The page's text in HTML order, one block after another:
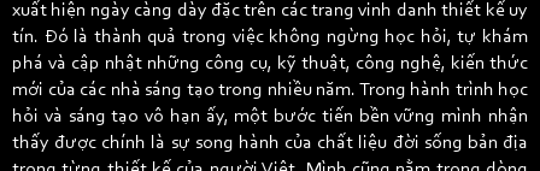
xuất hiện ngày càng dày đặc trên các trang vinh danh thiết kế uy
tín. Đó là thành quả trong việc không ngừng học hỏi, tự khám
phá và cập nhật những công cụ, kỹ thuật, công nghệ, kiến thức
mới của các nhà sáng tạo trong nhiều năm. Trong hành trình học
hỏi và sáng tạo vô hạn ấy, một bước tiến bền vững mình nhận
thấy được chính là sự song hành của chất liệu đời sống bản địa